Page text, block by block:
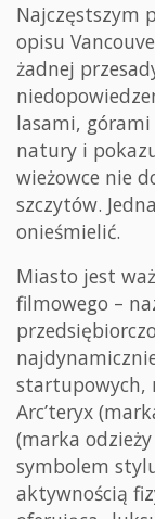
Najczęstszym
opisu
żadnej
lasami,
natury i
wieżowce nie
szczytów.
onieśmielić.
Miasto jest
filmowego –
startupowych,
Arc’teryx
(marka
symbolem
aktywnością